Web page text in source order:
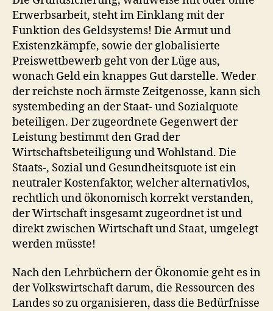
Erwerbsarbeit, steht im Einklang mit der
Funktion des Geldsystems! Die Armut und
Existenzkämpfe, sowie der globalisierte
Preiswettbewerb geht von der Lüge aus,
wonach Geld ein knappes Gut darstelle. Weder
der reichste noch ärmste Zeitgenosse, kann sich
systembeding an der Staat- und Sozialquote
beteiligen. Der zugeordnete Gegenwert der
Leistung bestimmt den Grad der
Wirtschaftsbeteiligung und Wohlstand. Die
Staats-, Sozial und Gesundheitsquote ist ein
neutraler Kostenfaktor, welcher alternativlos,
rechtlich und ökonomisch korrekt verstanden,
der Wirtschaft insgesamt zugeordnet ist und
direkt zwischen Wirtschaft und Staat, umgelegt
werden müsste!
Nach den Lehrbüchern der Ökonomie geht es in
der Volkswirtschaft darum, die Ressourcen des
Landes so zu organisieren, dass die Bedürfnisse